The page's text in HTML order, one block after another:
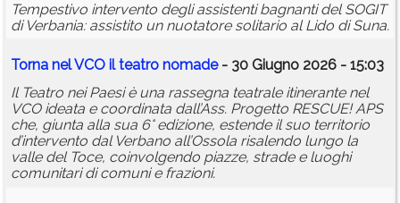
Tempestivo intervento degli assistenti bagnanti del SOGIT
di Verbania: assistito un nuotatore solitario al Lido di Suna.
Torna nel VCO il teatro nomade- 30 Giugno 2026 - 15:03
Il Teatro nei Paesi è una rassegna teatrale itinerante nel
VCO ideata e coordinata dall’Ass. Progetto RESCUE! APS
che, giunta alla sua 6° edizione, estende il suo territorio
d’intervento dal Verbano all’Ossola risalendo lungo la
valle del Toce, coinvolgendo piazze, strade e luoghi
comunitari di comuni e frazioni.